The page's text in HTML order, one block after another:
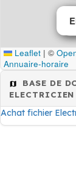
Leaflet | ©
Annuaire-horaire
BASE DE
ELECTRICIEN
Achat fichier